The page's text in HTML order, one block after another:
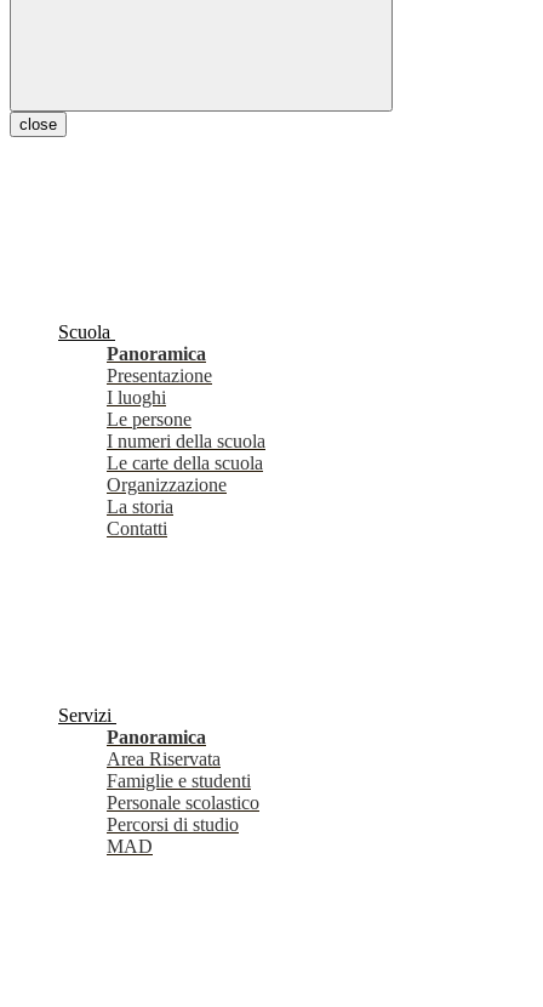
close
Scuola
Panoramica
Presentazione
I luoghi
Le persone
I numeri della scuola
Le carte della scuola
Organizzazione
La storia
Contatti
Servizi
Panoramica
Area Riservata
Famiglie e studenti
Personale scolastico
Percorsi di studio
MAD